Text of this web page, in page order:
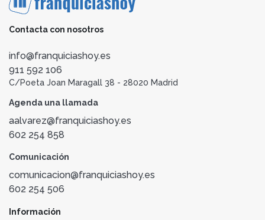
Contacta con nosotros
info@franquiciashoy.es
911 592 106
C/Poeta Joan Maragall 38 - 28020 Madrid
Agenda una llamada
aalvarez@franquiciashoy.es
602 254 858
Comunicación
comunicacion@franquiciashoy.es
602 254 506
Información